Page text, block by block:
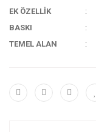
EK ÖZELLİK
BASKI
TEMEL ALAN